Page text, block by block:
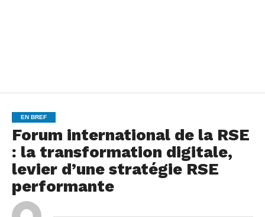
EN BREF
Forum international de la RSE
: la transformation digitale,
levier d’une stratégie RSE
performante